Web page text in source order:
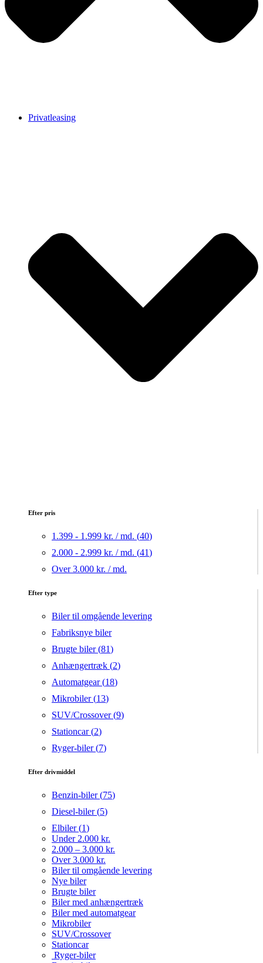
Privatleasing
Efter pris
1.399 - 1.999 kr. / md. (40)
2.000 - 2.999 kr. / md. (41)
Over 3.000 kr. / md.
Efter type
Biler til omgående levering
Fabriksnye biler
Brugte biler (81)
Anhængertræk (2)
Automatgear (18)
Mikrobiler (13)
SUV/Crossover (9)
Stationcar (2)
Ryger-biler (7)
Efter drivmiddel
Benzin-biler (75)
Diesel-biler (5)
Elbiler (1)
Under 2.000 kr.
2.000 – 3.000 kr.
Over 3.000 kr.
Biler til omgående levering
Nye biler
Brugte biler
Biler med anhængertræk
Biler med automatgear
Mikrobiler
SUV/Crossover
Stationcar
Ryger-biler